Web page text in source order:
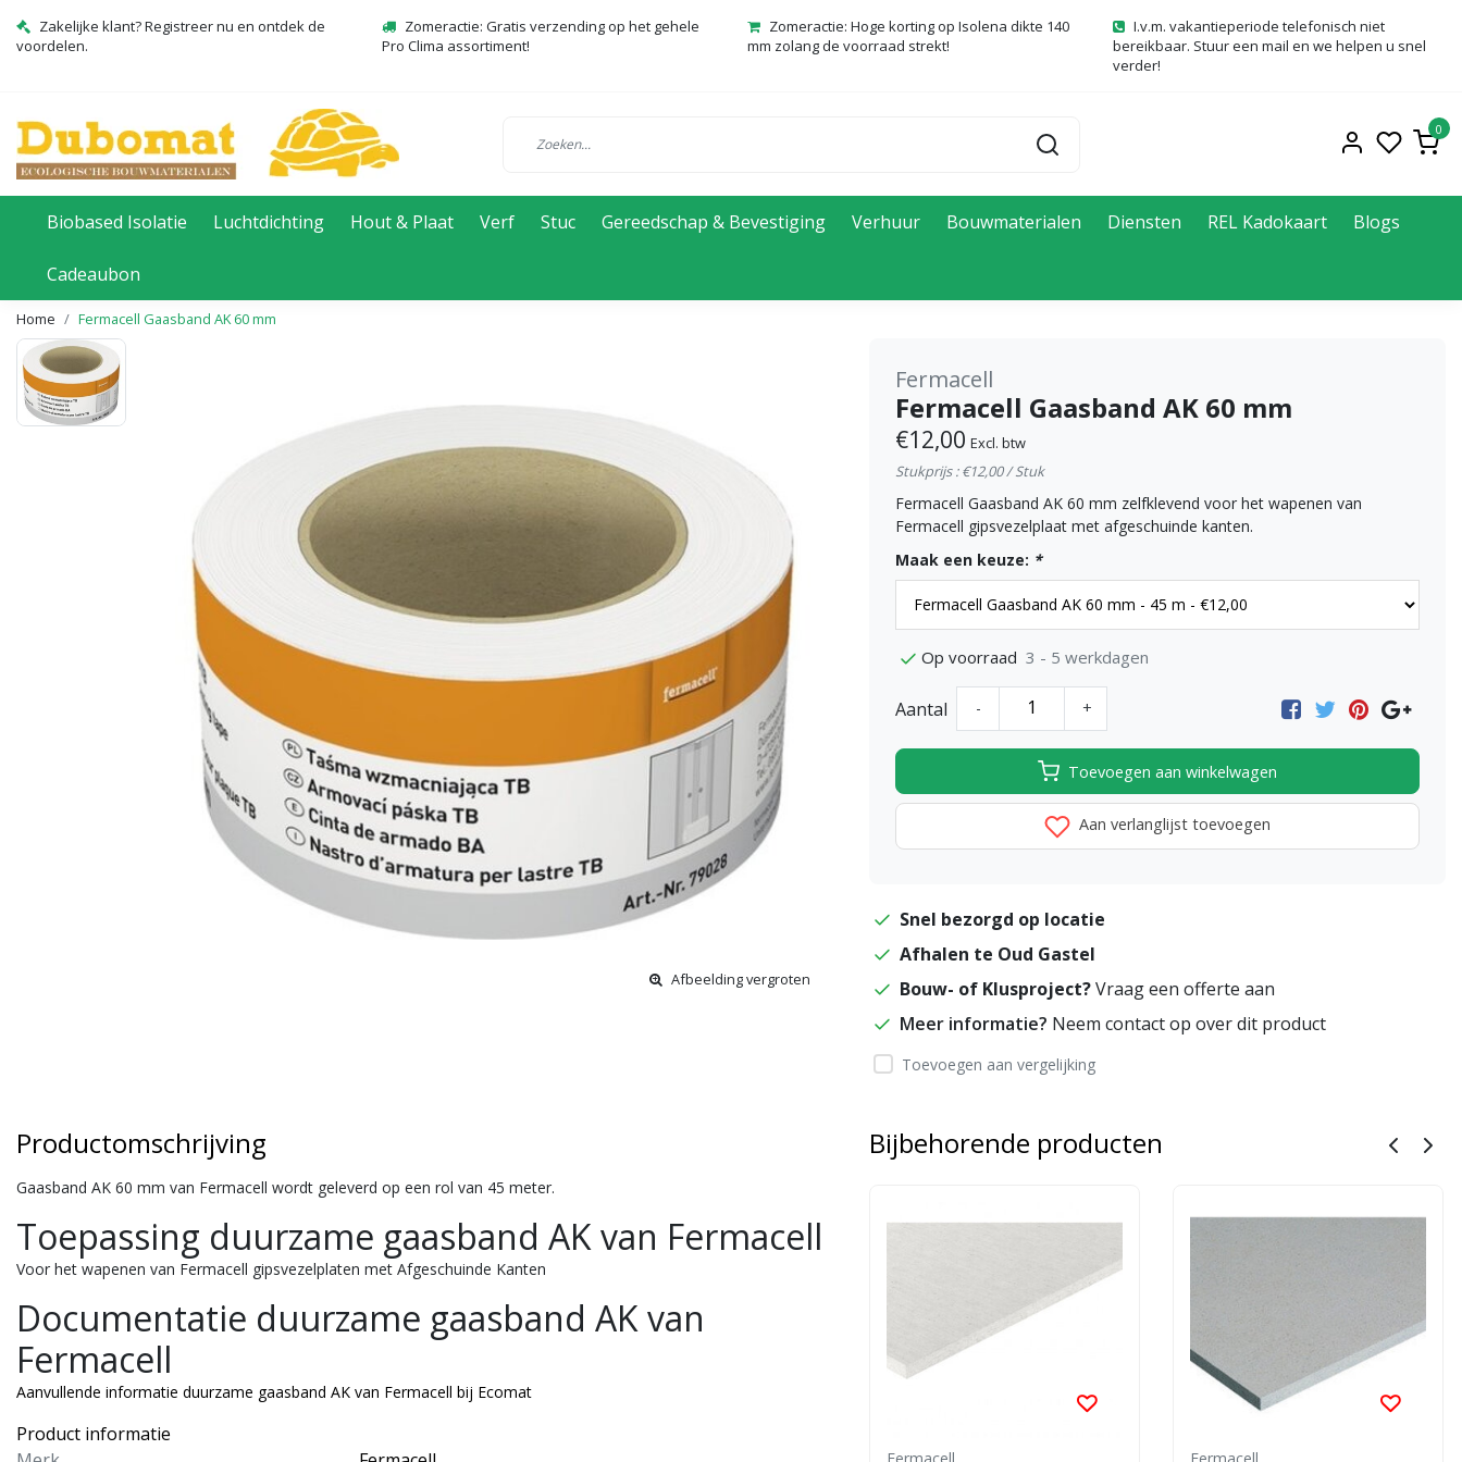
Zakelijke klant? Registreer nu en ontdek de
voordelen.
Zomeractie: Gratis verzending op het gehele
Pro Clima assortiment!
Zomeractie: Hoge korting op Isolena dikte 140
mm zolang de voorraad strekt!
I.v.m. vakantieperiode telefonisch niet
bereikbaar. Stuur een mail en we helpen u snel
verder!
0
Biobased Isolatie Luchtdichting Hout & Plaat Verf Stuc Gereedschap & Bevestiging Verhuur Bouwmaterialen Diensten REL Kadokaart Blogs
Cadeaubon
Home Fermacell Gaasband AK 60 mm
Afbeelding vergroten
Fermacell
Fermacell Gaasband AK 60 mm
€12,00 Excl. btw
Stukprijs : €12,00 / Stuk
Fermacell Gaasband AK 60 mm zelfklevend voor het wapenen van
Fermacell gipsvezelplaat met afgeschuinde kanten.
Maak een keuze: *
Op voorraad 3 - 5 werkdagen
Aantal - +
Toevoegen aan winkelwagen
Aan verlanglijst toevoegen
Snel bezorgd op locatie
Afhalen te Oud Gastel
Bouw- of Klusproject?Vraag een offerte aan
Meer informatie? Neem contact op over dit product
Toevoegen aan vergelijking
Productomschrijving
Gaasband AK 60 mm van Fermacell wordt geleverd op een rol van 45 meter.
Toepassing duurzame gaasband AK van Fermacell
Voor het wapenen van Fermacell gipsvezelplaten met Afgeschuinde Kanten
Documentatie duurzame gaasband AK van
Fermacell
Aanvullende informatie duurzame gaasband AK van Fermacell bij Ecomat
Product informatie
Bijbehorende producten